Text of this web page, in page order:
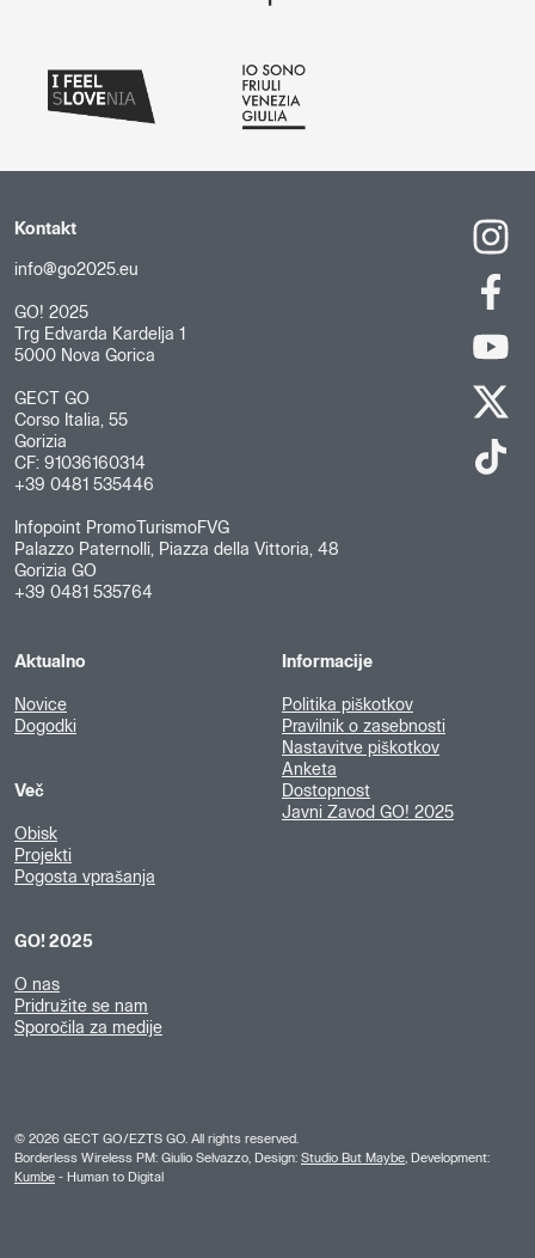
Kontakt
info@go2025.eu
GO! 2025
Trg Edvarda Kardelja 1
5000 Nova Gorica
GECT GO
Corso Italia, 55
Gorizia
CF: 91036160314
+39 0481 535446
Infopoint PromoTurismoFVG
Palazzo Paternolli, Piazza della Vittoria, 48
Gorizia GO
+39 0481 535764
Aktualno
Novice
Dogodki
Več
Obisk
Projekti
Pogosta vprašanja
GO! 2025
O nas
Pridružite se nam
Sporočila za medije
Informacije
Politika piškotkov
Pravilnik o zasebnosti
Nastavitve piškotkov
Anketa
Dostopnost
Javni Zavod GO! 2025
© 2026 GECT GO/EZTS GO. All rights reserved.
Borderless Wireless PM: Giulio Selvazzo, Design: Studio But Maybe , Development:
Kumbe - Human to Digital